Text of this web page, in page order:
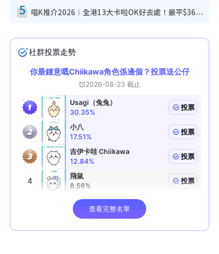
5 唱K推介2026︱全港13大卡啦OK好去處！最平$36起 日文K都有！(附地址+收費詳情)